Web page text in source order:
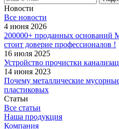
Новости
Все новости
4 июня 2026
200000+ проданных оснований
стоит доверие профессионалов !
16 июля 2025
Устройство прочистки
14 июня 2023
Почему металлические
пластиковых
Статьи
Все статьи
Наша продукция
Компания